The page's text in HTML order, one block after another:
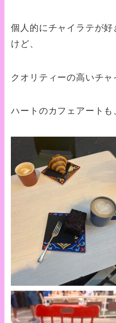
個人的にチャイラテが
けど、
クオリティーの高いチャ
ハートのカフェアートも